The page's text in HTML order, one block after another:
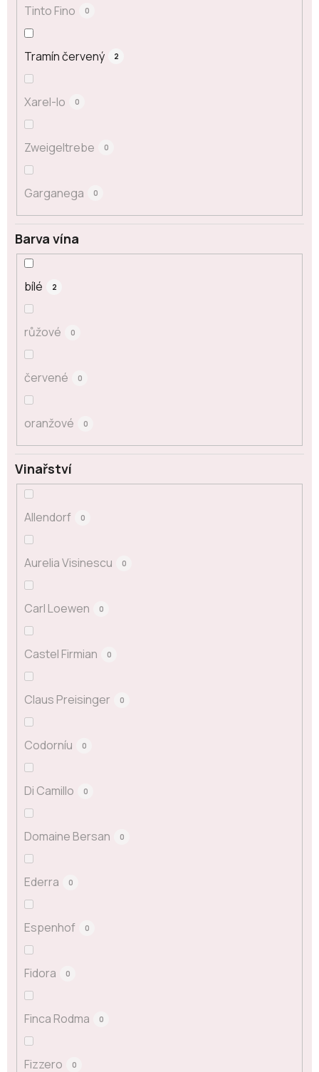
Tinto Fino 0
Tramín červený 2
Xarel-lo 0
Zweigeltrebe 0
Garganega 0
Barva vína
bílé 2
růžové 0
červené 0
oranžové 0
Vinařství
Allendorf 0
Aurelia Visinescu 0
Carl Loewen 0
Castel Firmian 0
Claus Preisinger 0
Codorníu 0
Di Camillo 0
Domaine Bersan 0
Ederra 0
Espenhof 0
Fidora 0
Finca Rodma 0
Fizzero 0